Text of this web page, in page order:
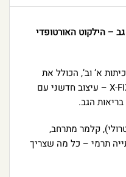
– הילקוט האורטופדי
א’ וב’, הכולל את
הילקוט האורטופדי והארגונומי X-FIX – עיצוב חדשני עם
הגב.
קלמר מתרחב,
תרמי – כל מה שצריך